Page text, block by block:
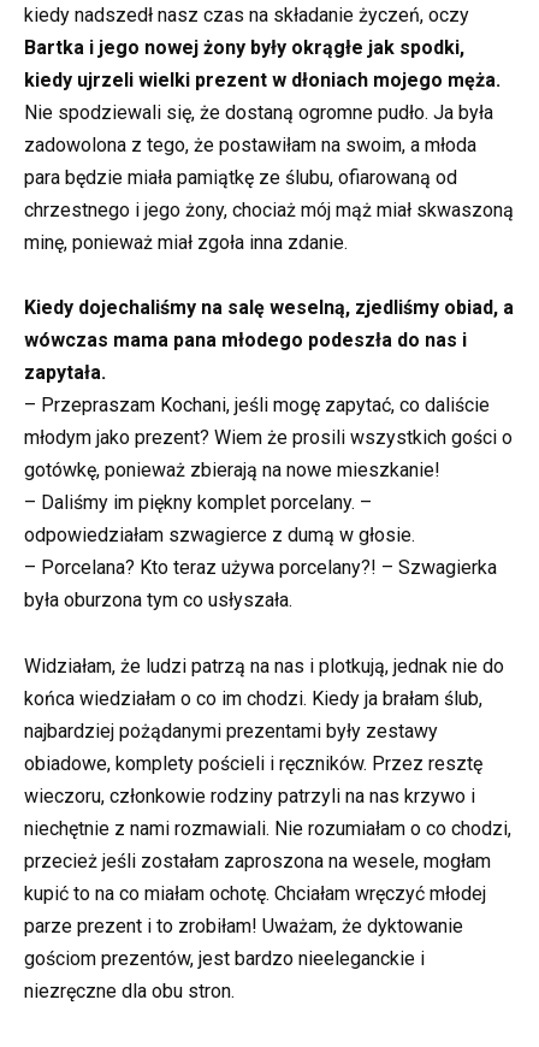
kiedy nadszedł nasz czas na składanie życzeń, oczy
Bartka i jego nowej żony były okrągłe jak spodki,
kiedy ujrzeli wielki prezent w dłoniach mojego męża.
Nie spodziewali się, że dostaną ogromne pudło. Ja była
zadowolona z tego, że postawiłam na swoim, a młoda
para będzie miała pamiątkę ze ślubu, ofiarowaną od
chrzestnego i jego żony, chociaż mój mąż miał skwaszoną
minę, ponieważ miał zgoła inna zdanie.
Kiedy dojechaliśmy na salę weselną, zjedliśmy obiad, a
wówczas mama pana młodego podeszła do nas i
zapytała.
– Przepraszam Kochani, jeśli mogę zapytać, co daliście
młodym jako prezent? Wiem że prosili wszystkich gości o
gotówkę, ponieważ zbierają na nowe mieszkanie!
– Daliśmy im piękny komplet porcelany. –
odpowiedziałam szwagierce z dumą w głosie.
– Porcelana? Kto teraz używa porcelany?! – Szwagierka
była oburzona tym co usłyszała.
Widziałam, że ludzi patrzą na nas i plotkują, jednak nie do
końca wiedziałam o co im chodzi. Kiedy ja brałam ślub,
najbardziej pożądanymi prezentami były zestawy
obiadowe, komplety pościeli i ręczników. Przez resztę
wieczoru, członkowie rodziny patrzyli na nas krzywo i
niechętnie z nami rozmawiali. Nie rozumiałam o co chodzi,
przecież jeśli zostałam zaproszona na wesele, mogłam
kupić to na co miałam ochotę. Chciałam wręczyć młodej
parze prezent i to zrobiłam! Uważam, że dyktowanie
gościom prezentów, jest bardzo nieeleganckie i
niezręczne dla obu stron.